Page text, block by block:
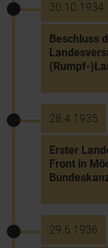
30.10.1934
Beschluss
(Rumpf-
28.4.1935
Erster
Front in
29.6.1936